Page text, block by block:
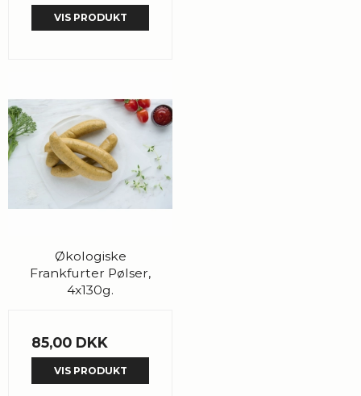
VIS PRODUKT
Økologiske
Frankfurter Pølser,
4x130g.
85,00 DKK
VIS PRODUKT